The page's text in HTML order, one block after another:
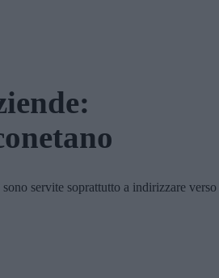
servite soprattutto a indirizzare